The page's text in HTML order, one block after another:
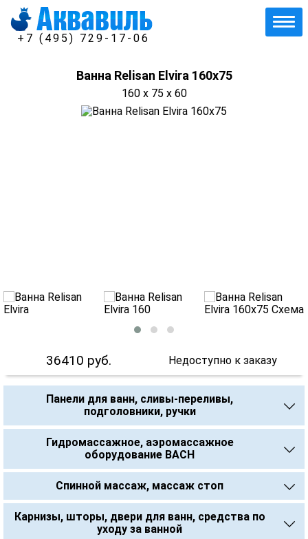
+7 (495) 729-17-06
Ванна Relisan Elvira 160x75
160 x 75 x 60
36410 руб. Недоступно к заказу
Панели для ванн, сливы-переливы,
подголовники, ручки
Гидромассажное, аэромассажное
оборудование BACH
Спинной массаж, массаж стоп
Карнизы, шторы, двери для ванн, средства по
уходу за ванной